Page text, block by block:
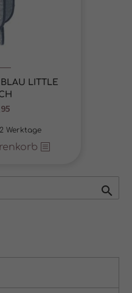
LITTLE
Werktage
